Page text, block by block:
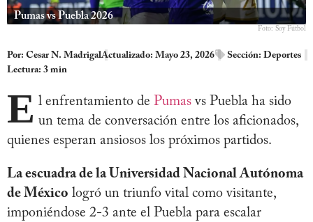
Pumas vs Puebla 2026
Foto: Soy Fútbol
Por: Cesar N. MadrigalActualizado: Mayo 23, 2026 Sección: Deportes
Lectura: 3 min
E l enfrentamiento de Pumas vs Puebla ha sido
un tema de conversación entre los aficionados,
quienes esperan ansiosos los próximos partidos.
La escuadra de la Universidad Nacional Autónoma
de México logró un triunfo vital como visitante,
imponiéndose 2-3 ante el Puebla para escalar